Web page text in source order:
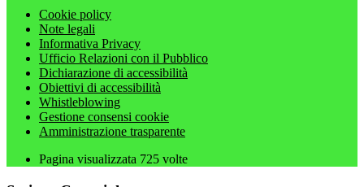
Cookie policy
Note legali
Informativa Privacy
Ufficio Relazioni con il Pubblico
Dichiarazione di accessibilità
Obiettivi di accessibilità
Whistleblowing
Gestione consensi cookie
Amministrazione trasparente
Pagina visualizzata 725 volte